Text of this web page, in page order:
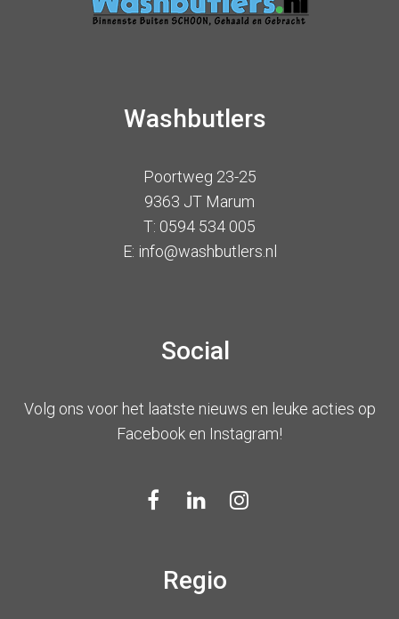
Washbutlers
Poortweg 23-25
9363 JT Marum
T: 0594 534 005
E: info@washbutlers.nl
Social
Volg ons voor het laatste nieuws en leuke acties op
Facebook en Instagram!
Regio